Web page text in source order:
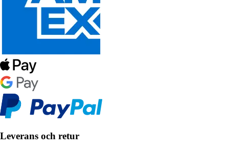
Leverans och retur